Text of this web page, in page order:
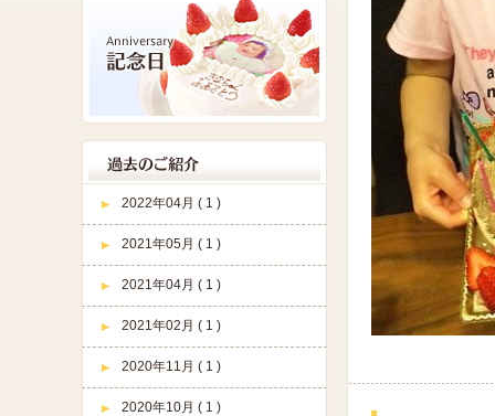
2022年04月 ( 1 )
2021年05月 ( 1 )
2021年04月 ( 1 )
2021年02月 ( 1 )
2020年11月 ( 1 )
2020年10月 ( 1 )